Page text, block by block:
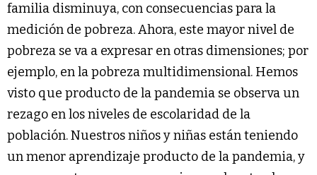
familia disminuya, con consecuencias para la
medición de pobreza. Ahora, este mayor nivel de
pobreza se va a expresar en otras dimensiones; por
ejemplo, en la pobreza multidimensional. Hemos
visto que producto de la pandemia se observa un
rezago en los niveles de escolaridad de la
población. Nuestros niños y niñas están teniendo
un menor aprendizaje producto de la pandemia, y